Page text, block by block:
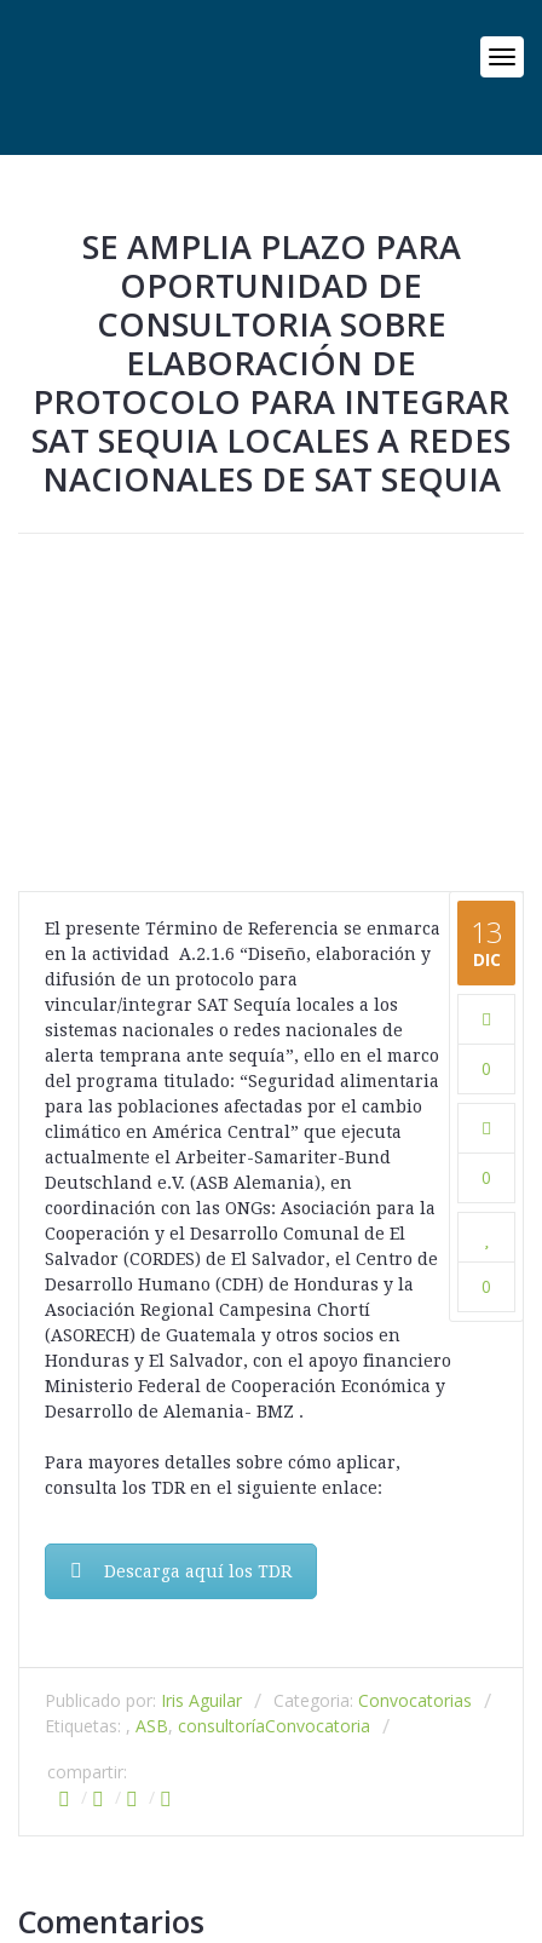
SE AMPLIA PLAZO PARA
OPORTUNIDAD DE
CONSULTORIA SOBRE
ELABORACIÓN DE
PROTOCOLO PARA INTEGRAR
SAT SEQUIA LOCALES A REDES
NACIONALES DE SAT SEQUIA
13
DIC
0
0
0
El presente Término de Referencia se enmarca
en la actividad A.2.1.6 “Diseño, elaboración y
difusión de un protocolo para
vincular/integrar SAT Sequía locales a los
sistemas nacionales o redes nacionales de
alerta temprana ante sequía”, ello en el marco
del programa titulado: “Seguridad alimentaria
para las poblaciones afectadas por el cambio
climático en América Central” que ejecuta
actualmente el Arbeiter-Samariter-Bund
Deutschland e.V. (ASB Alemania), en
coordinación con las ONGs: Asociación para la
Cooperación y el Desarrollo Comunal de El
Salvador (CORDES) de El Salvador, el Centro de
Desarrollo Humano (CDH) de Honduras y la
Asociación Regional Campesina Chortí
(ASORECH) de Guatemala y otros socios en
Honduras y El Salvador, con el apoyo financiero
Ministerio Federal de Cooperación Económica y
Desarrollo de Alemania- BMZ .
Para mayores detalles sobre cómo aplicar,
consulta los TDR en el siguiente enlace:
Descarga aquí los TDR
Publicado por: Iris Aguilar Categoria: Convocatorias
Etiquetas: , ASB, consultoríaConvocatoria
compartir:
Comentarios